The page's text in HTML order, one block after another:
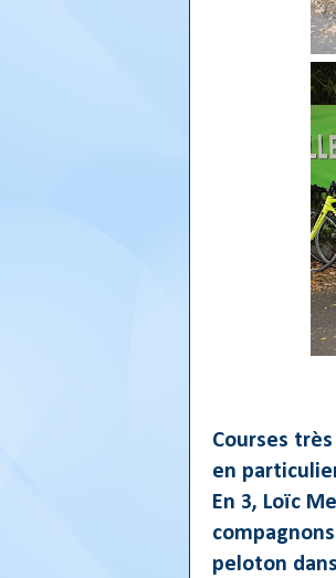
Courses
en
En 3, Loïc
peloton